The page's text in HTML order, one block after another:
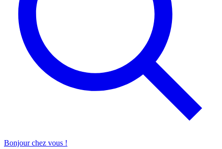
Bonjour chez vous !